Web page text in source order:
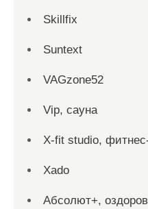
Skillfix
Suntext
VAGzone52
Vip, сауна
X-fit studio,
Xado
Абсолют+,